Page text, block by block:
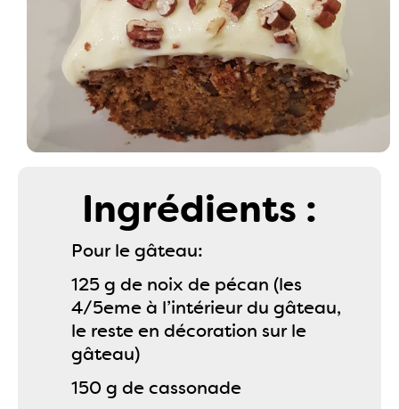
Ingrédients :
Pour le gâteau:
125 g de noix de pécan (les
4/5eme à l’intérieur du gâteau,
le reste en décoration sur le
gâteau)
150 g de cassonade